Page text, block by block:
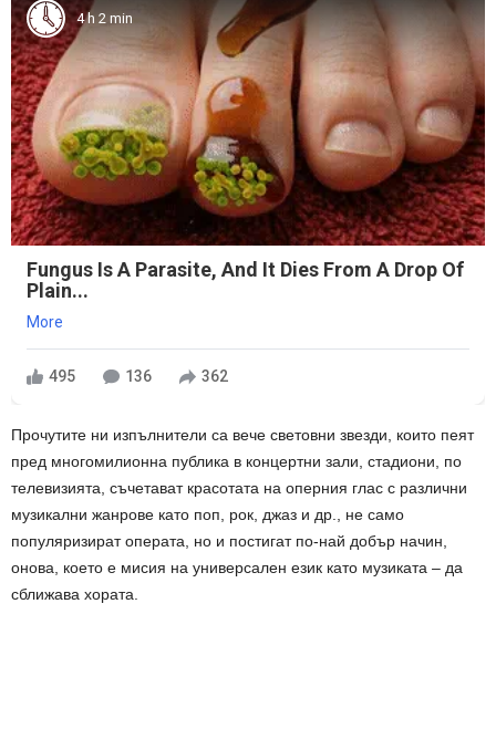
4 h 2 min
Fungus Is A Parasite, And It Dies From A Drop Of
Plain...
More
495 136 362
Прочутите ни изпълнители са вече световни звезди, които пеят
пред многомилионна публика в концертни зали, стадиони, по
телевизията, съчетават красотата на оперния глас с различни
музикални жанрове като поп, рок, джаз и др., не само
популяризират операта, но и постигат по-най добър начин,
онова, което е мисия на универсален език като музиката – да
сближава хората.